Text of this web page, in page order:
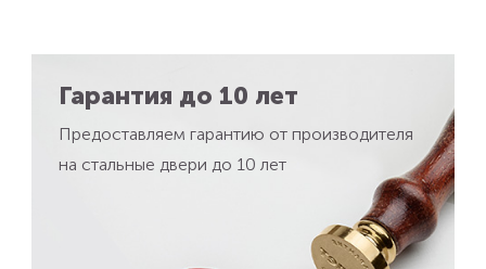
Гарантия до 10 лет
Предоставляем гарантию от производителя
на стальные двери до 10 лет